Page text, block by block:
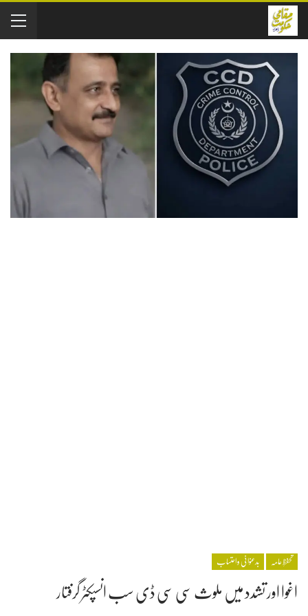
تحفظِ عامہ بدعنوانی و احتساب
اغوا اور تشدد میں ملوث سی سی ڈی سب انسپکٹر گرفتار